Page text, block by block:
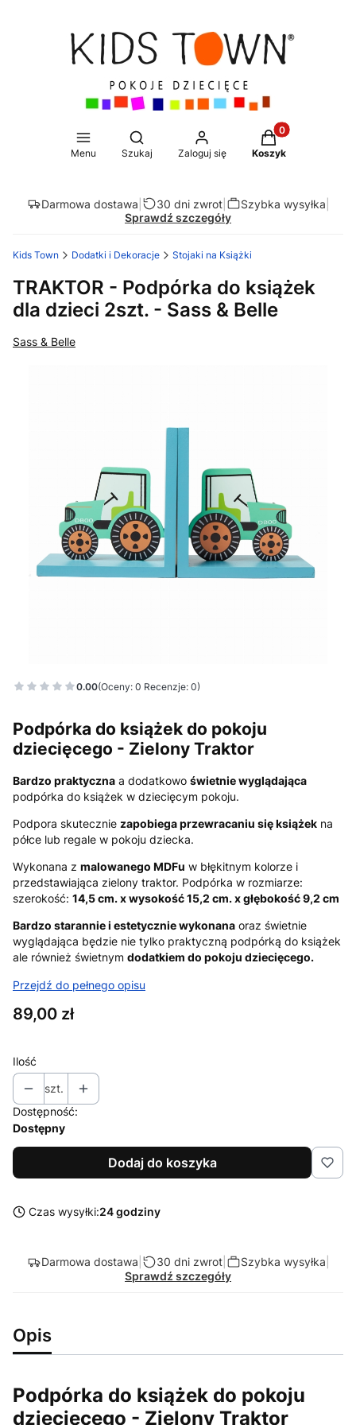
Menu
Otwórz wyszukiwarkę
Szukaj Zaloguj się
Produkty w
Koszyk
Darmowa dostawa 30 dni zwrot| Szybka wysyłka
Sprawdź szczegóły
Kids Town Dodatki i Dekoracje Stojaki na Książki
TRAKTOR - Podpórka do książek
dla dzieci 2szt. - Sass & Belle
Sass & Belle
0.00(Oceny: 0 Recenzje: 0)
Podpórka do książek do pokoju
dziecięcego - Zielony Traktor
Bardzo praktyczna a dodatkowo świetnie wyglądająca
podpórka do książek w dziecięcym pokoju.
Podpora skutecznie zapobiega przewracaniu się książek na
półce lub regale w pokoju dziecka.
Wykonana z malowanego MDFu w błękitnym kolorze i
przedstawiająca zielony traktor. Podpórka w rozmiarze:
szerokość: 14,5 cm. x wysokość 15,2 cm. x głębokość 9,2 cm
Bardzo starannie i estetycznie wykonana oraz świetnie
wyglądająca będzie nie tylko praktyczną podpórką do książek
ale również świetnym dodatkiem do pokoju dziecięcego.
Przejdź do pełnego opisu
Cena
89,00 zł
Ilość
szt.
Dostępność:
Dostępny
Dodaj do koszyka
Czas wysyłki:24 godziny
Darmowa dostawa 30 dni zwrot| Szybka wysyłka
Sprawdź szczegóły
Opis
Podpórka do książek do pokoju
dziecięcego - Zielony Traktor